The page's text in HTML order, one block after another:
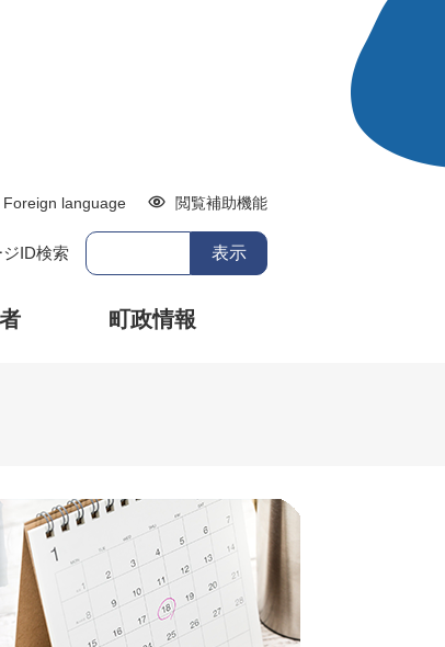
Foreign language 閲覧補助機能
ID検索
町政情報